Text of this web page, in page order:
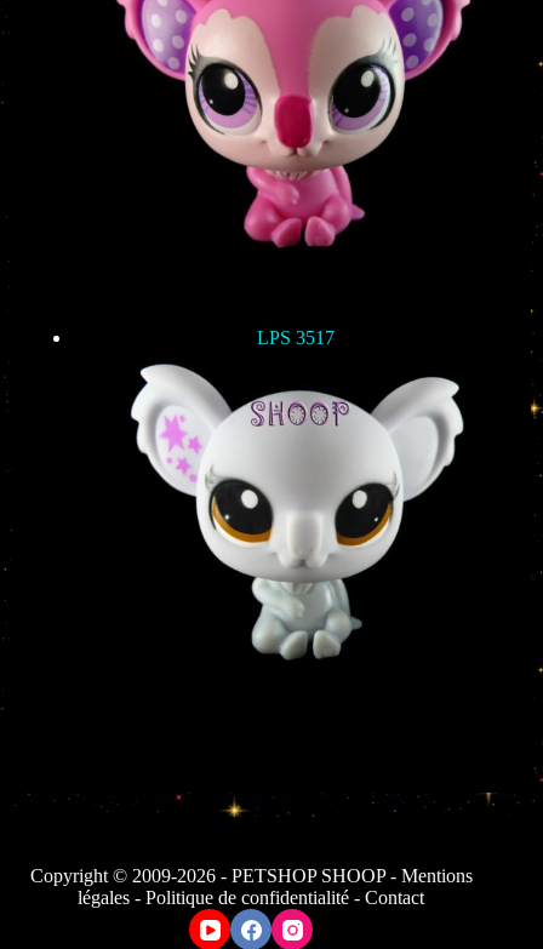
LPS 3517
Copyright © 2009-2026 - PETSHOP SHOOP - Mentions
légales -Politique de confidentialité -Contact